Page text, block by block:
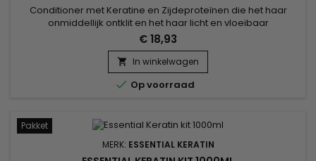
Conditioner met Keratine en Zijdeproteïnen die het haar
onmiddellijk ontklit en het haar licht en vloeibaar
maakt.&nbsp; Het herstelt beschadigd haar en transformeert
het oppervlak van de vezel in een gelijkmatige, gladde
substantie. Essential Keratin Smoothing Conditioner helpt het
haar te versterken en zorgt voor kracht en souplesse.
€ 18,93
 In winkelwagen
 Op voorraad
Pakket
MERK: ESSENTIAL KERATIN